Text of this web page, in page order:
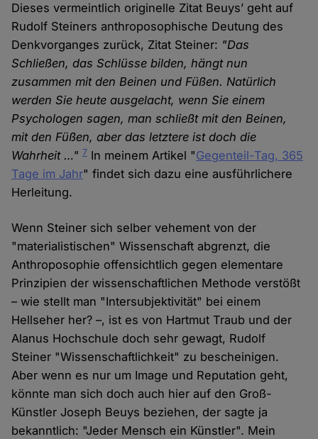
Dieses vermeintlich originelle Zitat Beuys’ geht auf
Rudolf Steiners anthroposophische Deutung des
Denkvorganges zurück, Zitat Steiner: "Das
Schließen, das Schlüsse bilden, hängt nun
zusammen mit den Beinen und Füßen. Natürlich
werden Sie heute ausgelacht, wenn Sie einem
Psychologen sagen, man schließt mit den Beinen,
mit den Füßen, aber das letztere ist doch die
Wahrheit …" 7 In meinem Artikel "Gegenteil-Tag, 365
Tage im Jahr" findet sich dazu eine ausführlichere
Herleitung.
Wenn Steiner sich selber vehement von der
"materialistischen" Wissenschaft abgrenzt, die
Anthroposophie offensichtlich gegen elementare
Prinzipien der wissenschaftlichen Methode verstößt
– wie stellt man "Intersubjektivität" bei einem
Hellseher her? –, ist es von Hartmut Traub und der
Alanus Hochschule doch sehr gewagt, Rudolf
Steiner "Wissenschaftlichkeit" zu bescheinigen.
Aber wenn es nur um Image und Reputation geht,
könnte man sich doch auch hier auf den Groß-
Künstler Joseph Beuys beziehen, der sagte ja
bekanntlich: "Jeder Mensch ein Künstler". Mein